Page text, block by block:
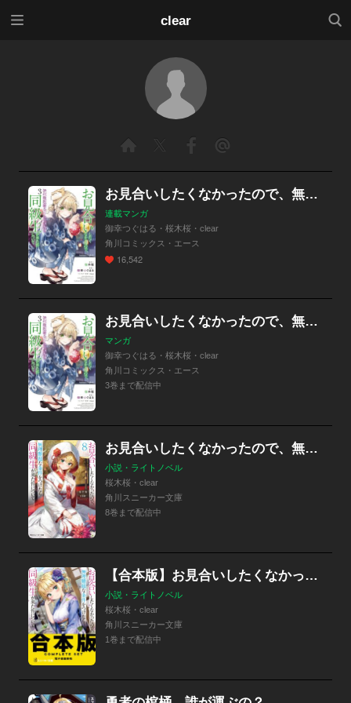
clear
検索
お見合いしたくなかったので、無理難題な条件をつけたら同級生が来た件について
連載マンガ
御幸つぐはる・桜木桜・clear
角川コミックス・エース
16,542
お見合いしたくなかったので、無理難題な条件をつけたら同級生が来た件について
マンガ
御幸つぐはる・桜木桜・clear
角川コミックス・エース
3巻まで配信中
お見合いしたくなかったので、無理難題な条件をつけたら同級生が来た件について
小説・ライトノベル
桜木桜・clear
角川スニーカー文庫
8巻まで配信中
【合本版】お見合いしたくなかったので、無理難題な条件をつけたら同級生が来た件について
小説・ライトノベル
桜木桜・clear
角川スニーカー文庫
1巻まで配信中